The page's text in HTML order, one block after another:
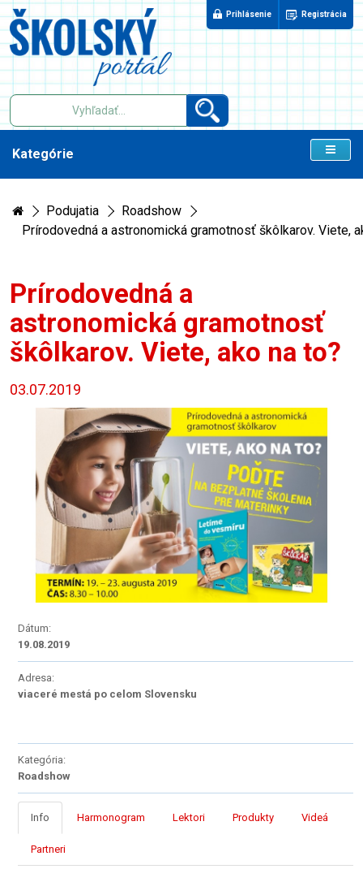
Prihlásenie Registrácia
Kategórie
Podujatia
Roadshow
Prírodovedná a astronomická gramotnosť škôlkarov. Viete,
Prírodovedná a
astronomická gramotnosť
škôlkarov. Viete, ako na to?
03.07.2019
Dátum:
19.08.2019
Adresa:
viaceré mestá po celom Slovensku
Kategória:
Roadshow
Info Harmonogram Lektori Produkty Videá
Partneri